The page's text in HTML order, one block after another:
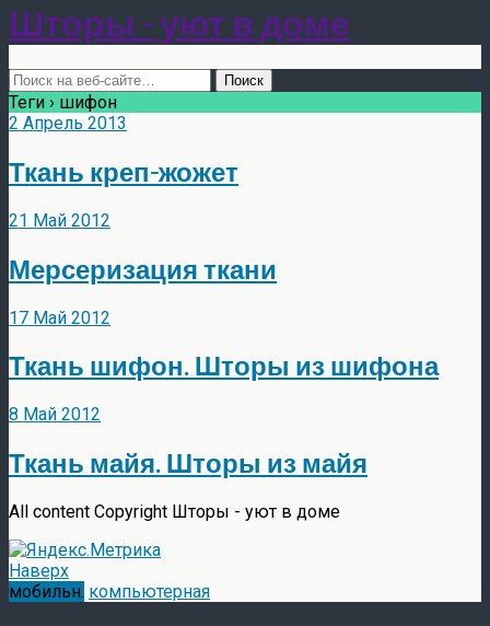
Шторы - уют в доме
Теги › шифон
2 Апрель 2013
Ткань креп-жожет
21 Май 2012
Мерсеризация ткани
17 Май 2012
Ткань шифон. Шторы из шифона
8 Май 2012
Ткань майя. Шторы из майя
All content Copyright Шторы - уют в доме
Наверх
мобильн. компьютерная